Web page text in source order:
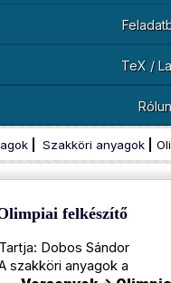
TeX /
Szakköri anyagok
felkészítő
Tartja: Dobos Sándor
szakköri anyagok a